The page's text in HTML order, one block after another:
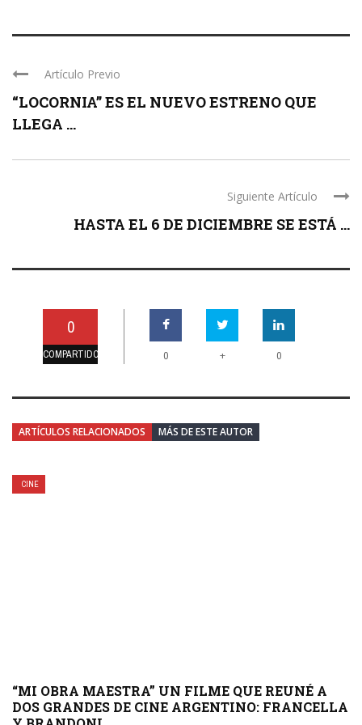
Artículo Previo
“LOCORNIA” ES EL NUEVO ESTRENO QUE
LLEGA ...
Siguiente Artículo
HASTA EL 6 DE DICIEMBRE SE ESTÁ ...
0
COMPARTIDO 0 + 0
ARTÍCULOS RELACIONADOS MÁS DE ESTE AUTOR
CINE
“MI OBRA MAESTRA” UN FILME QUE REUNÉ A
DOS GRANDES DE CINE ARGENTINO: FRANCELLA